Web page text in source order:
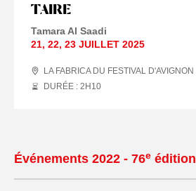
TAIRE
Tamara Al Saadi
21, 22, 23 JUILLET 2025
LA FABRICA DU FESTIVAL D'AVIGNON
DURÉE : 2 H 10
Événements 2022 - 76e édition